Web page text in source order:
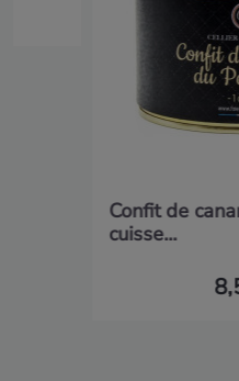
Confit de
cuisse...